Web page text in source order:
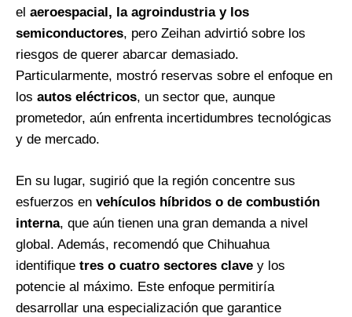
el aeroespacial, la agroindustria y los
semiconductores, pero Zeihan advirtió sobre los
riesgos de querer abarcar demasiado.
Particularmente, mostró reservas sobre el enfoque en
los autos eléctricos, un sector que, aunque
prometedor, aún enfrenta incertidumbres tecnológicas
y de mercado.
En su lugar, sugirió que la región concentre sus
esfuerzos en vehículos híbridos o de combustión
interna, que aún tienen una gran demanda a nivel
global. Además, recomendó que Chihuahua
identifique tres o cuatro sectores clave y los
potencie al máximo. Este enfoque permitiría
desarrollar una especialización que garantice